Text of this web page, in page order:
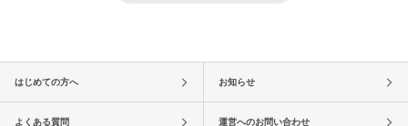
はじめての方へ お知らせ
よくある質問 運営へのお問い合わせ